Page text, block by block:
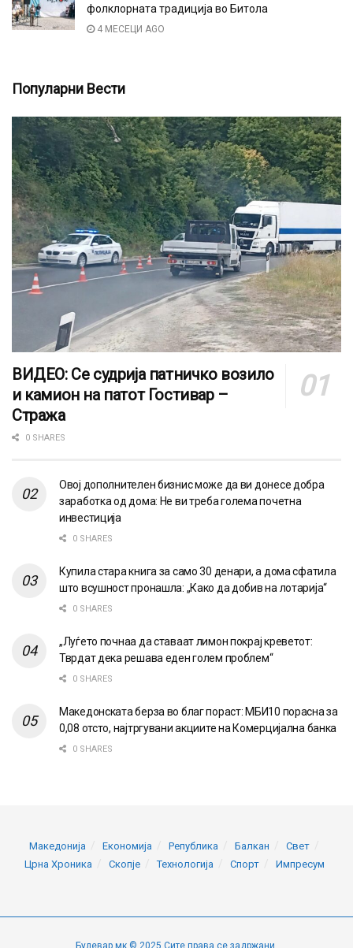
фолклорната традиција во Битола
4 МЕСЕЦИ AGO
Популарни Вести
ВИДЕО: Се судрија патничко возило
и камион на патот Гостивар –
Стража
0 SHARES
Овој дополнителен бизнис може да ви донесе добра
заработка од дома: Не ви треба голема почетна
инвестиција
0 SHARES
Купила стара книга за само 30 денари, а дома сфатила
што всушност пронашла: „Како да добив на лотарија“
0 SHARES
„Луѓето почнаа да ставаат лимон покрај креветот:
Тврдат дека решава еден голем проблем“
0 SHARES
Македонската берза во благ пораст: МБИ10 порасна за
0,08 отсто, најтргувани акциите на Комерцијална банка
0 SHARES
Македонија Економија Република Балкан
Свет
Црна Хроника
Скопје Технологија Спорт Импресум
Булевар.мк © 2025 Сите права се задржани.